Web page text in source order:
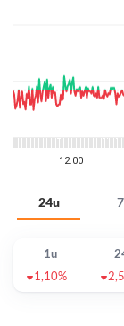
24u
1u
1,10%